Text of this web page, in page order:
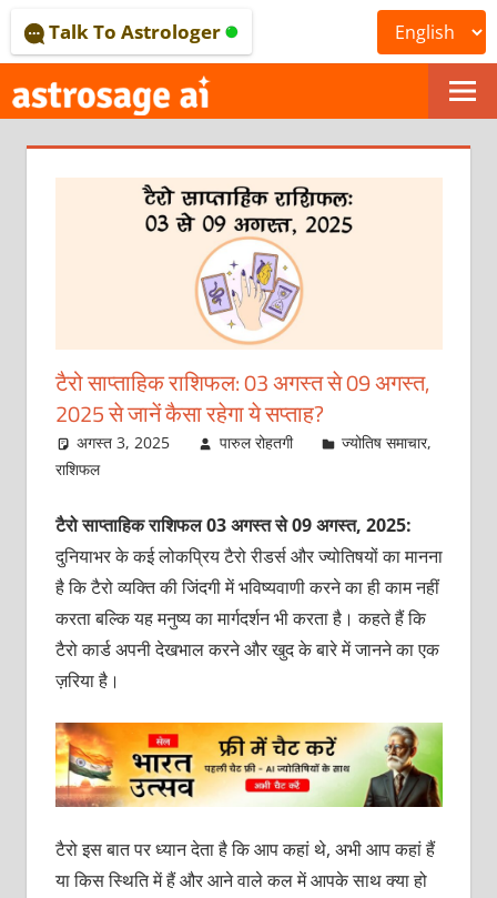
to
content
ONLINE
ASTROLOGICAL
JOURNAL
–
ASTROSAGE
MAGAZINE
Talk To Astrologer
टैरो साप्ताहिक राशिफल: 03 अगस्‍त से 09 अगस्‍त,
2025 से जानें कैसा रहेगा ये सप्‍ताह?
अगस्त 3, 2025 पारुल रोहतगी ज्योतिष समाचार,
राशिफल
टैरो साप्ताहिक राशिफल 03 अगस्‍त से 09 अगस्‍त, 2025:
दुनियाभर के कई लोकप्रिय टैरो रीडर्स और ज्‍योतिषयों का मानना
है कि टैरो व्‍यक्‍ति की जिंदगी में भविष्‍यवाणी करने का ही काम नहीं
करता बल्कि यह मनुष्‍य का मार्गदर्शन भी करता है। कहते हैं कि
टैरो कार्ड अपनी देखभाल करने और खुद के बारे में जानने का एक
ज़रिया है।
टैरो इस बात पर ध्‍यान देता है कि आप कहां थे, अभी आप कहां हैं
या किस स्थिति में हैं और आने वाले कल में आपके साथ क्‍या हो